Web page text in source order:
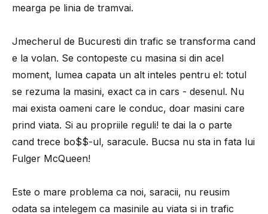
mearga pe linia de tramvai.
Jmecherul de Bucuresti din trafic se transforma cand
e la volan. Se contopeste cu masina si din acel
moment, lumea capata un alt inteles pentru el: totul
se rezuma la masini, exact ca in cars - desenul. Nu
mai exista oameni care le conduc, doar masini care
prind viata. Si au propriile reguli! te dai la o parte
cand trece bo$$-ul, saracule. Bucsa nu sta in fata lui
Fulger McQueen!
Este o mare problema ca noi, saracii, nu reusim
odata sa intelegem ca masinile au viata si in trafic